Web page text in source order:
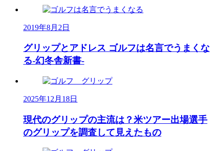
2019年8月2日
グリップとアドレス ゴルフは名言でうまくな
る-幻冬舎新書-
2025年12月18日
現代のグリップの主流は？米ツアー出場選手
のグリップを調査して見えたもの